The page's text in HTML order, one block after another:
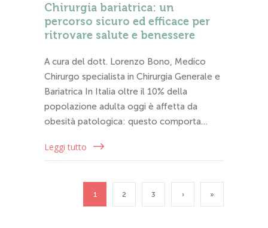
Chirurgia bariatrica: un
percorso sicuro ed efficace per
ritrovare salute e benessere
A cura del dott. Lorenzo Bono, Medico
Chirurgo specialista in Chirurgia Generale e
Bariatrica In Italia oltre il 10% della
popolazione adulta oggi è affetta da
obesità patologica: questo comporta…
Leggi tutto
1 2 3 › »